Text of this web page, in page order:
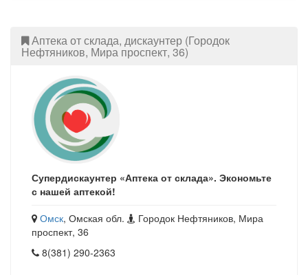
Аптека от склада, дискаунтер (Городок
Нефтяников, Мира проспект, 36)
Супердискаунтер «Аптека от склада». Экономьте
с нашей аптекой!
Омск, Омская обл.
Городок Нефтяников, Мира
проспект, 36
8(381) 290-2363